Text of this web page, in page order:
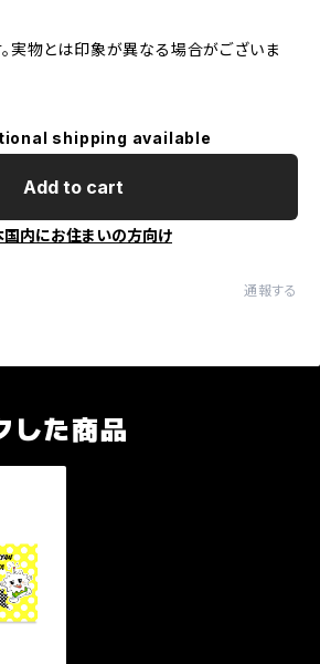
実物とは印象が異なる場合がございま
shipping available
Add to cart
国内にお住まいの方向け
通報する
した商品